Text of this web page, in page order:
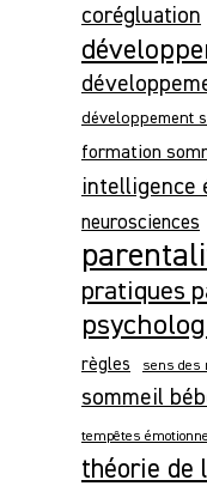
corégluation
développement
formation
intelligence
neurosciences
pratiques
règles sens des
sommeil
tempêtes
théorie de